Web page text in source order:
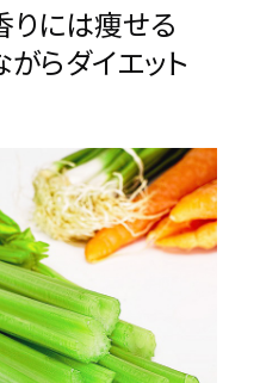
りには痩せる
らダイエット